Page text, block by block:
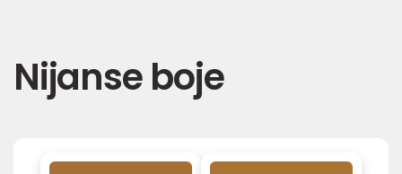
Nijanse boje